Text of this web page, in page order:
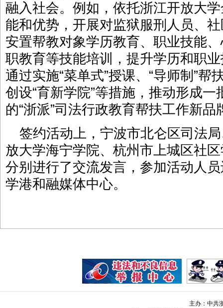
融入社会。例如，依托浙江开放大
能和优势，开展对监狱服刑人员、
安置帮教对象学历教育、职业技能
职教育等技能培训，提升学历和职
通过实施“菜单式”授课、“导师制”帮
创设“育新学院”等措施，推动形成
的“浙派”司法行政教育帮扶工作新品
签约活动上，宁波市北仑区司法
放大学海宁学院、杭州市上城区社
分别进行了交流发言，参加活动人
学港和融媒体中心。
主办：中共